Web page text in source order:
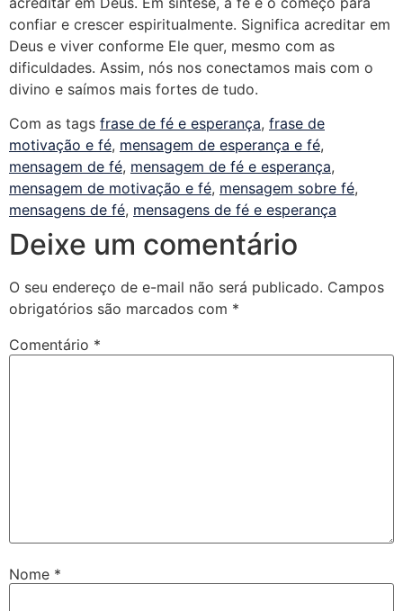
confiar e crescer espiritualmente. Significa acreditar em
Deus e viver conforme Ele quer, mesmo com as
dificuldades. Assim, nós nos conectamos mais com o
divino e saímos mais fortes de tudo.
Com as tags frase de fé e esperança, frase de
motivação e fé, mensagem de esperança e fé,
mensagem de fé, mensagem de fé e esperança,
mensagem de motivação e fé, mensagem sobre fé,
mensagens de fé, mensagens de fé e esperança
Deixe um comentário
O seu endereço de e-mail não será publicado. Campos
obrigatórios são marcados com *
Comentário *
Nome *